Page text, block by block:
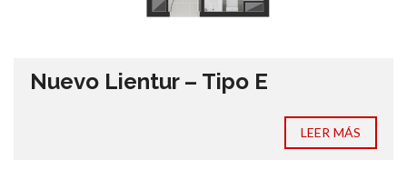
Nuevo Lientur – Tipo E
LEER MÁS